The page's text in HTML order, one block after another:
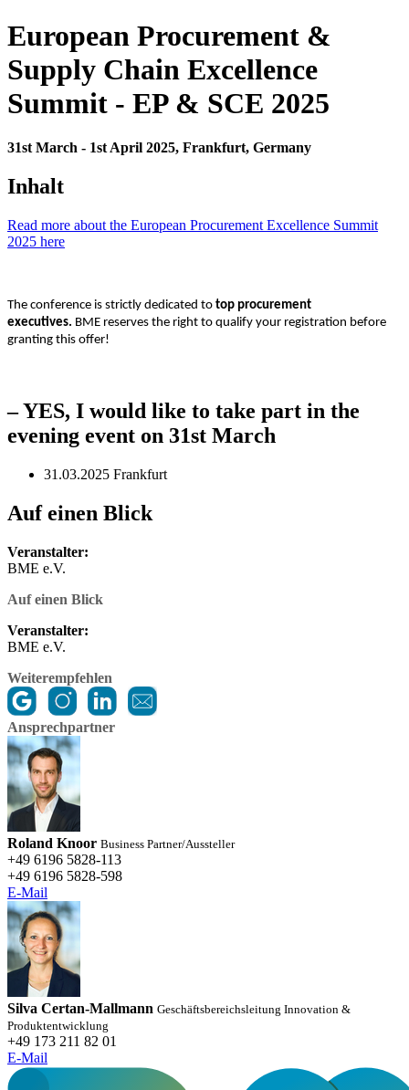
European Procurement &
Supply Chain Excellence
Summit - EP & SCE 2025
31st March - 1st April 2025, Frankfurt, Germany
Inhalt
Read more about the European Procurement Excellence Summit
2025 here
The conference is strictly dedicated to top procurement
executives. BME reserves the right to qualify your registration before
granting this offer!
– YES, I would like to take part in the
evening event on 31st March
31.03.2025 Frankfurt
Auf einen Blick
Veranstalter:
BME e.V.
Auf einen Blick
Veranstalter:
BME e.V.
Weiterempfehlen
Ansprechpartner
Roland Knoor Business Partner/Aussteller
+49 6196 5828-113
+49 6196 5828-598
E-Mail
Silva Certan-Mallmann Geschäftsbereichsleitung Innovation &
Produktentwicklung
+49 173 211 82 01
E-Mail